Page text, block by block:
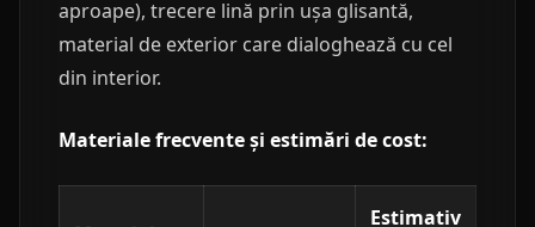
aproape), trecere lină prin ușa glisantă,
material de exterior care dialoghează cu cel
din interior.
Materiale frecvente și estimări de cost:
Estimativ